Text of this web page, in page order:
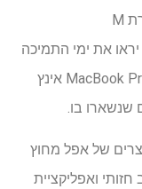
את ימי התמיכה
הסופיים שלהם, אך לא אתפלא אם ל- MacBook Pro 13 אינץ
של אפל מחוץ
ואפליקציית